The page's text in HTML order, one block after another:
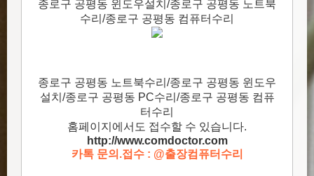
종로구 공평동 윈도우설치/종로구 공평동 노트북
수리/종로구 공평동 컴퓨터수리
종로구 공평동 노트북수리/종로구 공평동 윈도우
설치/종로구 공평동 PC수리/종로구 공평동 컴퓨
터수리
홈페이지에서도 접수할 수 있습니다.
http://www.comdoctor.com
카톡 문의.접수 : @출장컴퓨터수리